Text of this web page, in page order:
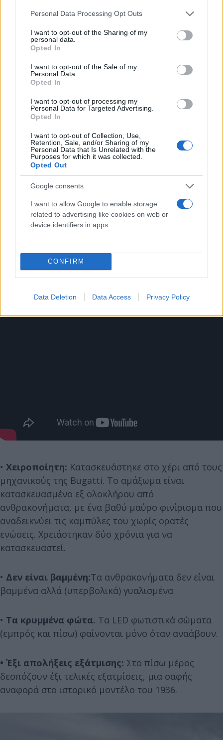
Please note that this website/app uses one or more Google
not limited to your visit or usage behaviour. You may click to
grant or deny consent to Google and its third-party tags to
use your data for below specified purposes in below Google
consent section.
Personal Data Processing Opt Outs
I want to opt-out of the Sharing of my
personal data.
Opted In
I want to opt-out of the Sale of my
Personal Data.
Opted In
I want to opt-out of processing my
Personal Data for Targeted Advertising.
Opted In
I want to opt-out of Collection, Use,
Retention, Sale, and/or Sharing of my
Personal Data that Is Unrelated with the
Purposes for which it was collected.
Opted Out
Google consents
I want to allow Google to enable storage
related to advertising like cookies on web or
device identifiers in apps.
CONFIRM
Data Deletion Data Access Privacy Policy
Η Bugatti La Voiture Noire δεν είναι απλώς
λεπτομέρειες που κόβουν την ανάσα
• Φόρος Τιμής:Αποτελεί τη σύγχρονη
μετενσάρκωση της χαμένης Type 57 SC Atlantic του
Παγκόσμιο Πόλεμο.
Η καρδιά του «Κτήνους»: Εφοδιάζεται με τον
εμβληματικό quad-turbo W16 κινητήρα 8.000 κ.εκ.,
που αποδίδει 1.500 ίππους και 1.600 Nm ροπής.
• Χειροποίητη: Κατασκευάστηκε στο χέρι από τους
μηχανικούς της Bugatti. Το αμάξωμα είναι
κατασκευασμένο εξ ολοκλήρου από
ανθρακονήματα, με ένα βαθύ μαύρο φινίρισμα που
αναδεικνύει τις καμπύλες του χωρίς ορατές
ενώσεις. Χρειάστηκαν δύο χρόνια για να
κατασκευαστεί.
• Δεν είναι βαμμένη:Τα ανθρακονήματα δεν είναι
βαμμένα αλλά (υπερβολικά) γυαλισμένα
• Τα κρυμμένα φώτα. Τα LED φωτιστικά σώματα
(εμπρός και πίσω) φαίνονται μόνο όταν αναάβουν.
• Έξι απολήξεις εξάτμισης: Στο πίσω μέρος
δεσπόζουν έξι τελικές εξατμίσεις, μια σαφής
αναφορά στο ιστορικό μοντέλο του 1936.